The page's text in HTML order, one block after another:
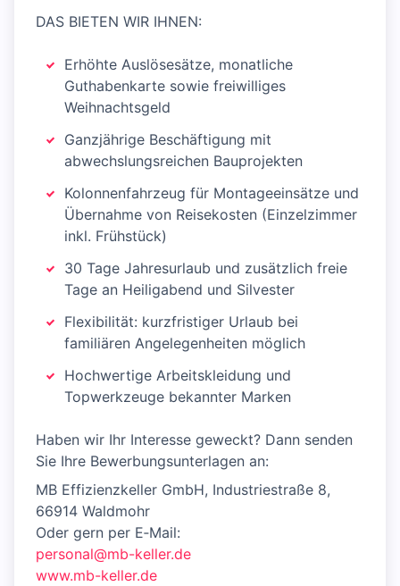
DAS BIETEN WIR IHNEN:
Erhöhte Auslösesätze, monatliche
Guthabenkarte sowie freiwilliges
Weihnachtsgeld
Ganzjährige Beschäftigung mit
abwechslungsreichen Bauprojekten
Kolonnenfahrzeug für Montageeinsätze und
Übernahme von Reisekosten (Einzelzimmer
inkl. Frühstück)
30 Tage Jahresurlaub und zusätzlich freie
Tage an Heiligabend und Silvester
Flexibilität: kurzfristiger Urlaub bei
familiären Angelegenheiten möglich
Hochwertige Arbeitskleidung und
Topwerkzeuge bekannter Marken
Haben wir Ihr Interesse geweckt? Dann senden
Sie Ihre Bewerbungsunterlagen an:
MB Effizienzkeller GmbH, Industriestraße 8,
66914 Waldmohr
Oder gern per E‑Mail:
personal@mb-keller.de
www.mb-keller.de